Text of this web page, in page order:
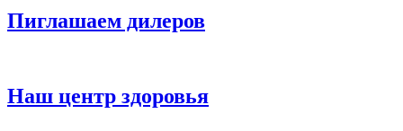
Пиглашаем дилеров
Наш центр здоровья